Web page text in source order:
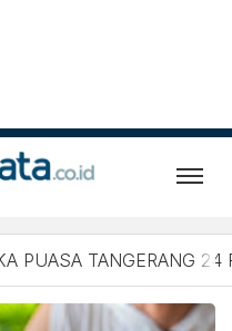
dan
PUASA TANGERANG 24